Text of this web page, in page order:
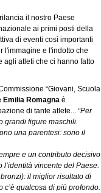
il nostro Paese
ai primi posti della
di eventi così importanti
l'immagine e l'indotto che
agli atleti che ci hanno fatto
“Giovani, Scuola,
Emilia Romagna è
di tante atlete... “Per
grandi figure maschili.
una parentesi: sono il
e un contributo decisivo
vincente del Paese.
il miglior risultato di
qualcosa di più profondo.